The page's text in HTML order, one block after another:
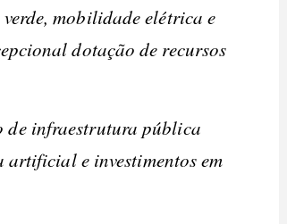
mobilidade elétrica e
dotação de recursos
de infraestrutura pública
e investimentos em